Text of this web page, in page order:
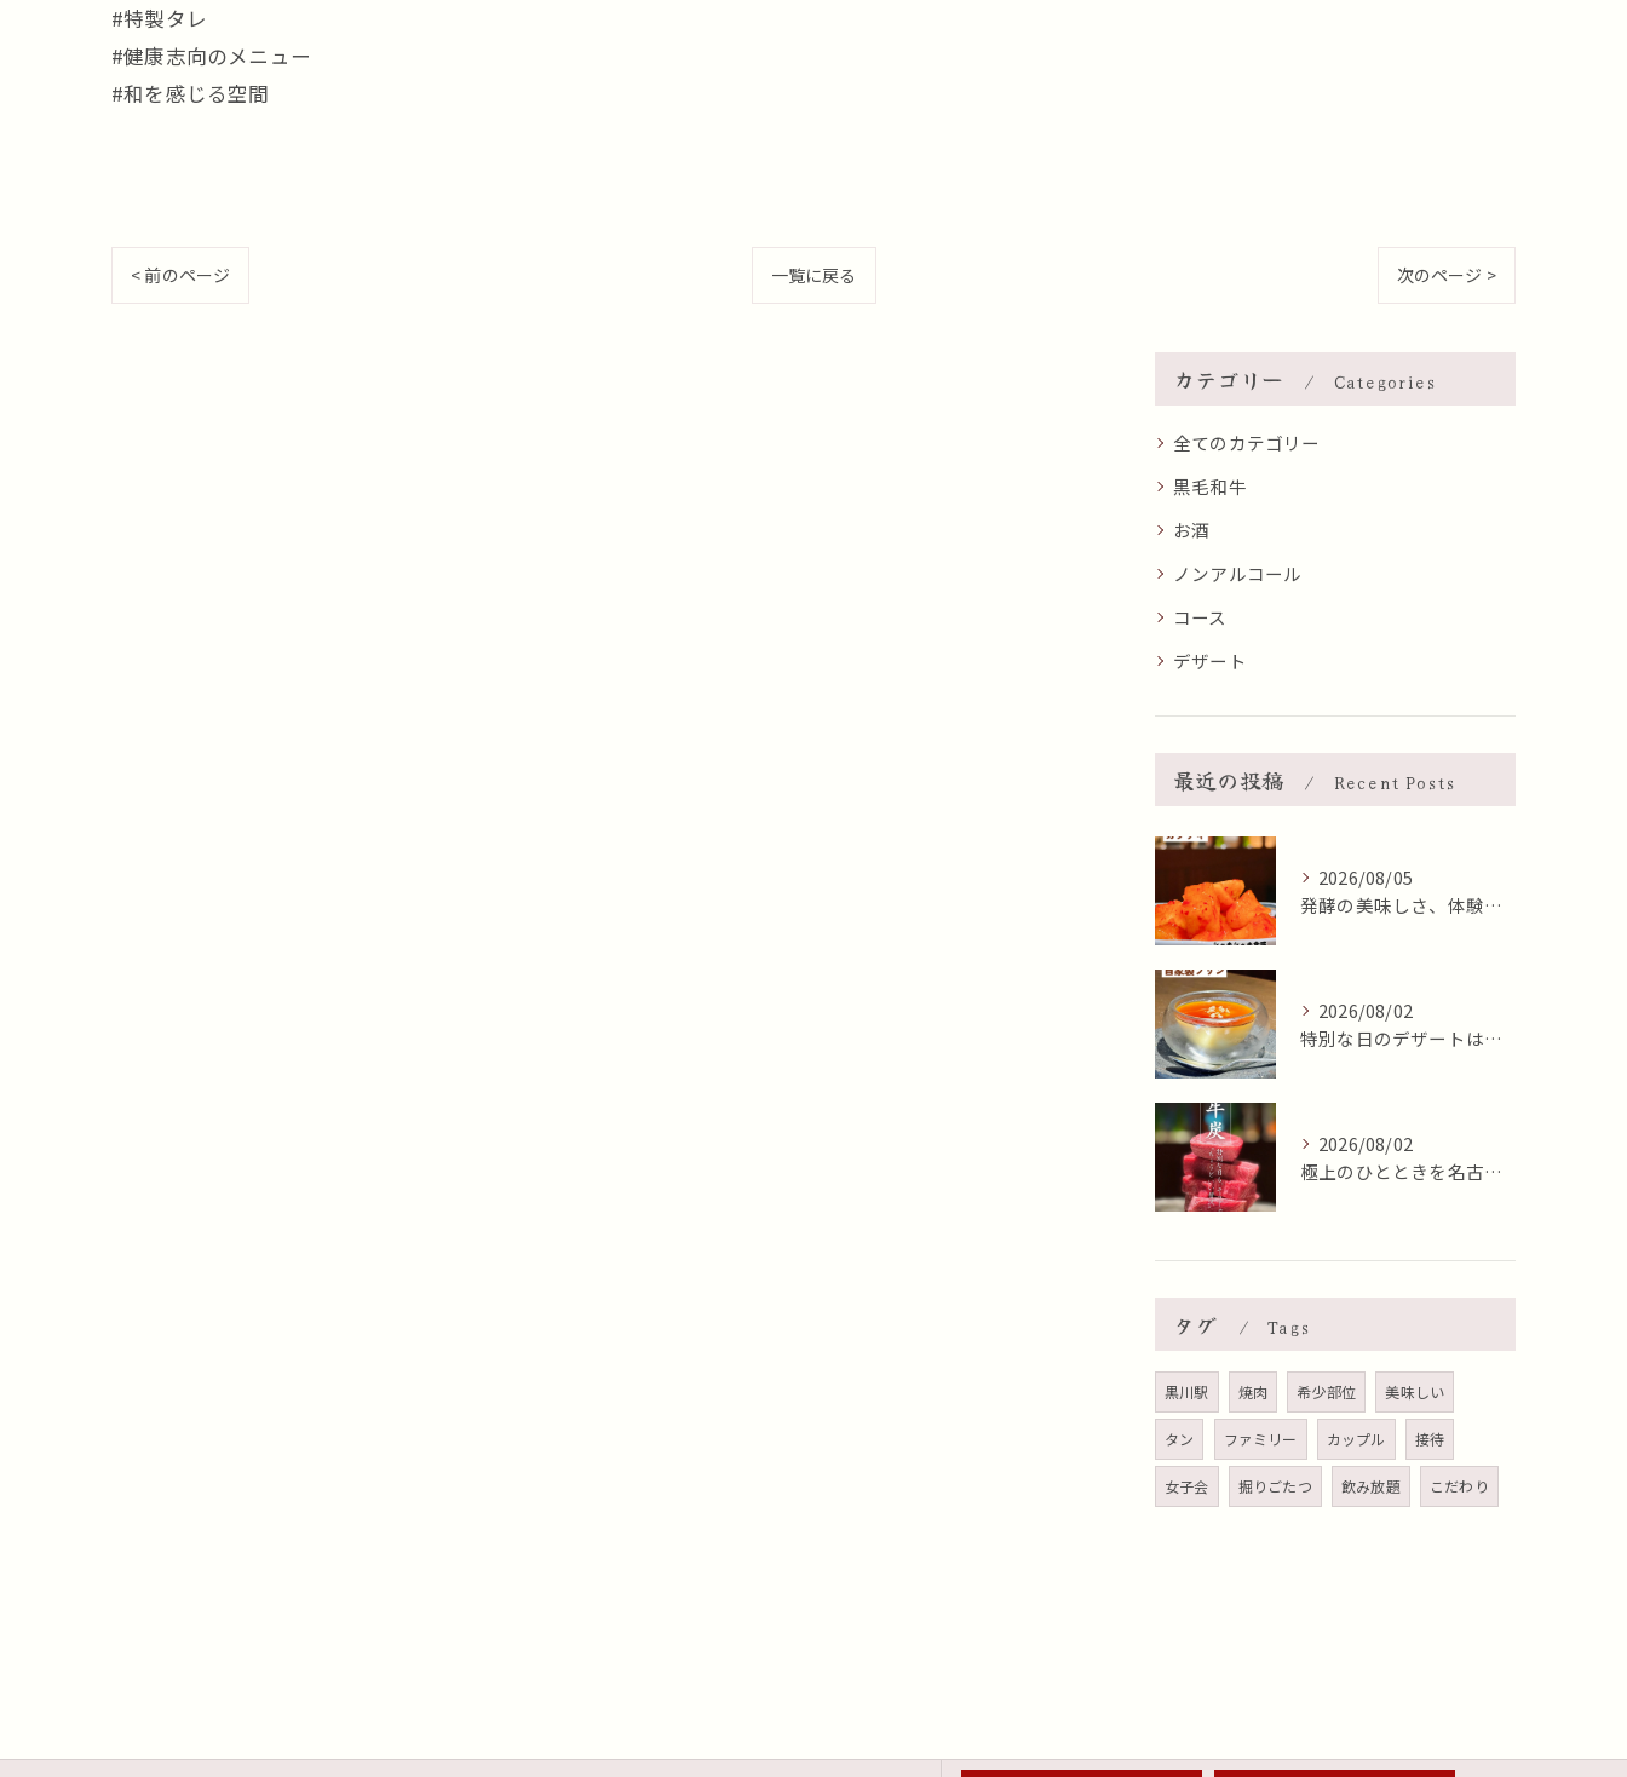
#特製タレ
#健康志向のメニュー
#和を感じる空間
< 前のページ 一覧に戻る 次のページ >
カテゴリー Categories
全てのカテゴリー
黒毛和牛
お酒
ノンアルコール
コース
デザート
最近の投稿 Recent Posts
2026/08/05
発酵の美味しさ、体験しませんか？🧄
2026/08/02
特別な日のデザートはいかがですか🍮✨？本日8月2日はおやつの...
2026/08/02
極上のひとときを名古屋市北区で✨
タグ Tags
黒川駅 焼肉 希少部位 美味しい
タン ファミリー カップル 接待
女子会 掘りごたつ 飲み放題 こだわり